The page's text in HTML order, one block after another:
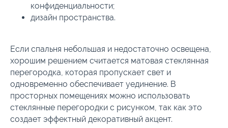
конфиденциальности;
дизайн пространства.
Если спальня небольшая и недостаточно освещена,
хорошим решением считается матовая стеклянная
перегородка, которая пропускает свет и
одновременно обеспечивает уединение. В
просторных помещениях можно использовать
стеклянные перегородки с рисунком, так как это
создает эффектный декоративный акцент.